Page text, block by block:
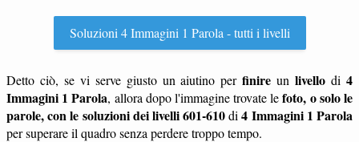
Soluzioni 4 Immagini 1 Parola - tutti i livelli
Detto ciò, se vi serve giusto un aiutino perfinire unlivello di4
Immagini 1 Parola, allora dopo l'immagine trovate lefoto, o solo le
parole, con le soluzioni dei livelli 601-610di4 Immagini 1 Parola
per superare il quadro senza perdere troppo tempo.